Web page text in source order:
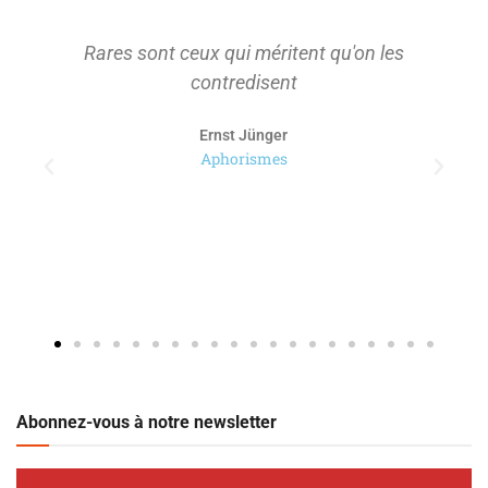
Rares sont ceux qui méritent qu'on les
contredisent
Ernst Jünger
Aphorismes
Abonnez-vous à notre newsletter